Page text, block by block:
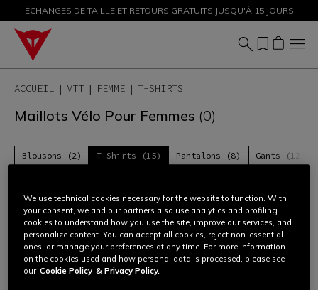
PROMOTIONS JUSQU'À-50 % – ACHETEZ MAINTENANT
ÉCHANGES DE TAILLE ET RETOURS GRATUITS JUSQU'À 15 JOURS
ACCUEIL VTT FEMME T-SHIRTS
Maillots Vélo Pour Femmes (0)
Blousons (2) T-Shirts (15) Pantalons (8) Gants (12)
Pas de produits disponibles dans cette catégorie pour le
moment. Essayez de chercher autre chose !
Effacer
We use technical cookies necessary for the website to function. With
your consent, we and our partners also use analytics and profiling
cookies to understand how you use the site, improve our services, and
personalize content. You can accept all cookies, reject non-essential
ones, or manage your preferences at any time. For more information
on the cookies used and how personal data is processed, please see
our Cookie Policy & Privacy Policy.